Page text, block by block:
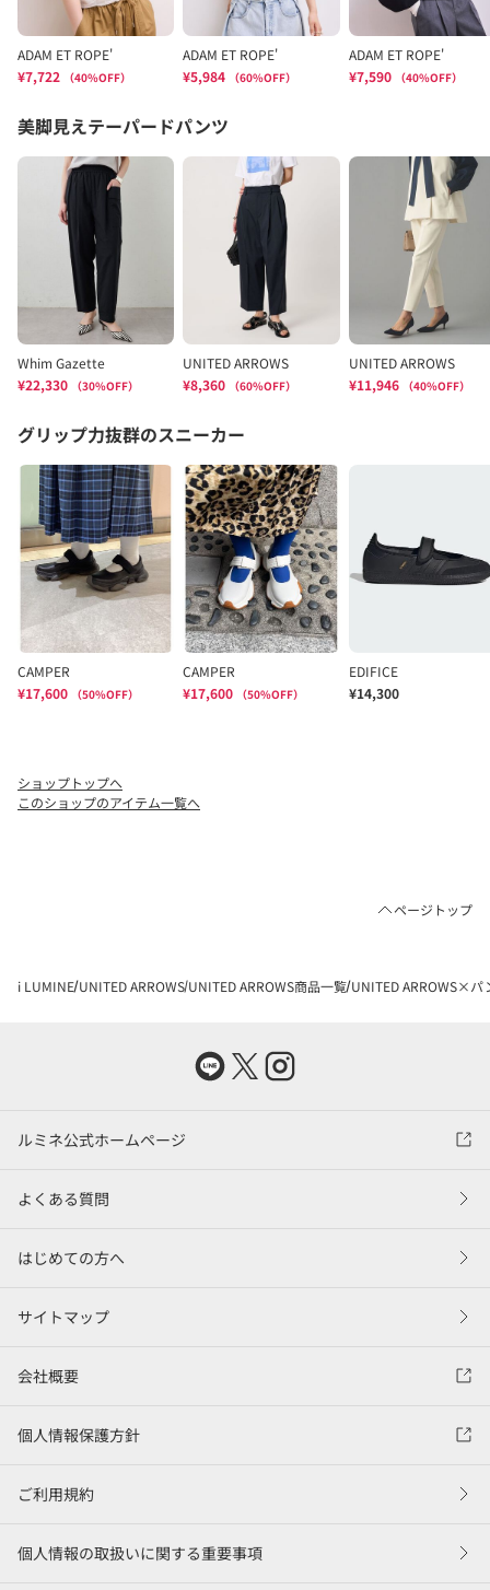
ショップトップへ
このショップのアイテム一覧へ
ページトップ
i LUMINE UNITED ARROWS UNITED ARROWS商品一覧 UNITED ARROWS×パ
ルミネ公式ホームページ
よくある質問
はじめての方へ
サイトマップ
会社概要
個人情報保護方針
ご利用規約
個人情報の取扱いに関する重要事項